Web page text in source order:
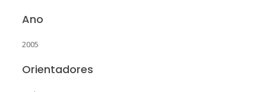
Ano
2005
Orientadores